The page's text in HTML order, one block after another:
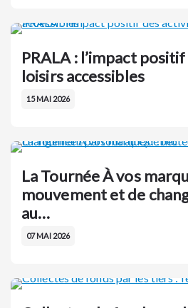
PRALA : l’impact
loisirs accessibles
15 MAI 2026
La Tournée À vos
mouvement et de
au…
07 MAI 2026